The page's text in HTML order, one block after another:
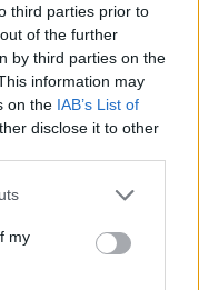
third parties prior to
of the further
by third parties on the
information may
on the IAB’s List of
disclose it to other
my
απώλειες